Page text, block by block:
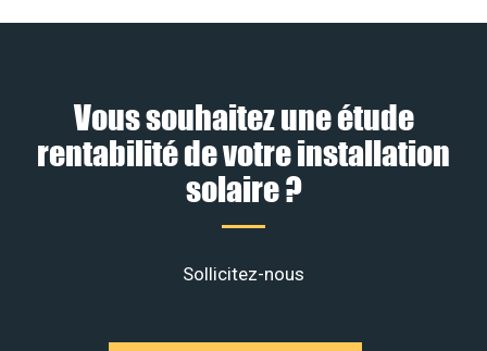
Vous souhaitez une étude
rentabilité de votre installation
solaire ?
Sollicitez-nous